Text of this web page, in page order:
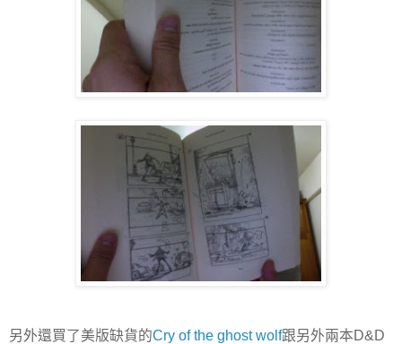
另外還買了美版缺貨的Cry of the ghost wolf跟另外兩本D&D